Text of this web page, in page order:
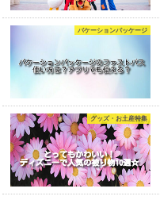
バケーションパッケージ
グッズ・お土産特集